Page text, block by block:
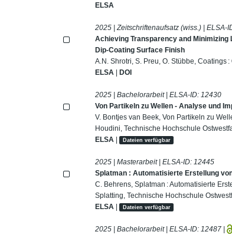
ELSA
2025 | Zeitschriftenaufsatz (wiss.) | ELSA-
Achieving Transparency and
Dip-Coating Surface Finish
A.N. Shrotri, S. Preu, O. Stübbe, Coatings
ELSA |DOI
2025 | Bachelorarbeit | ELSA-ID: 12430
Von Partikeln zu Wellen - Analyse und
V. Bontjes van Beek, Von Partikeln zu
Houdini, Technische Hochschule
ELSA | Dateien verfügbar
2025 | Masterarbeit | ELSA-ID: 12445
Splatman : Automatisierte Erstellung
C. Behrens, Splatman : Automatisierte
Splatting, Technische Hochschule
ELSA | Dateien verfügbar
2025 | Bachelorarbeit | ELSA-ID: 12487 |